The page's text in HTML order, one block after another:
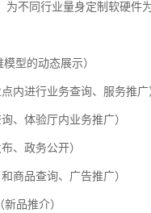
不同行业量身定制软硬件
型的动态展示）
内进行业务查询、服务推广
、体验厅内业务推广）
、政务公开）
商品查询、广告推广）
品推介）